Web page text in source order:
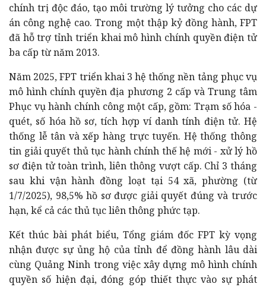
chính trị độc đáo, tạo môi trường lý tưởng cho các dự
án công nghệ cao. Trong một thập kỷ đồng hành, FPT
đã hỗ trợ tỉnh triển khai mô hình chính quyền điện tử
ba cấp từ năm 2013.
Năm 2025, FPT triển khai 3 hệ thống nền tảng phục vụ
mô hình chính quyền địa phương 2 cấp và Trung tâm
Phục vụ hành chính công một cấp, gồm: Trạm số hóa -
quét, số hóa hồ sơ, tích hợp ví danh tính điện tử. Hệ
thống lễ tân và xếp hàng trực tuyến. Hệ thống thông
tin giải quyết thủ tục hành chính thế hệ mới - xử lý hồ
sơ điện tử toàn trình, liên thông vượt cấp. Chỉ 3 tháng
sau khi vận hành đồng loạt tại 54 xã, phường (từ
1/7/2025), 98,5% hồ sơ được giải quyết đúng và trước
hạn, kể cả các thủ tục liên thông phức tạp.
Kết thúc bài phát biểu, Tổng giám đốc FPT kỳ vọng
nhận được sự ủng hộ của tỉnh để đồng hành lâu dài
cùng Quảng Ninh trong việc xây dựng mô hình chính
quyền số hiện đại, đóng góp thiết thực vào sự phát